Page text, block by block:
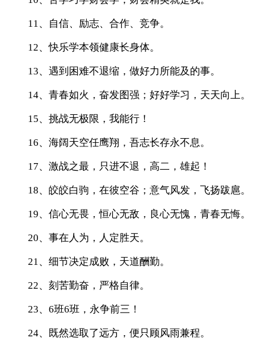
11、自信、励志、合作、竞争。
12、快乐学本领健康长身体。
13、遇到困难不退缩，做好力所能及的事。
14、青春如火，奋发图强；好好学习，天天向上。
15、挑战无极限，我能行！
16、海阔天空任鹰翔，吾志长存永不息。
17、激战之最，只进不退，高二，雄起！
18、皎皎白驹，在彼空谷；意气风发，飞扬跋扈。
19、信心无畏，恒心无敌，良心无愧，青春无悔。
20、事在人为，人定胜天。
21、细节决定成败，天道酬勤。
22、刻苦勤奋，严格自律。
23、6班6班，永争前三！
24、既然选取了远方，便只顾风雨兼程。